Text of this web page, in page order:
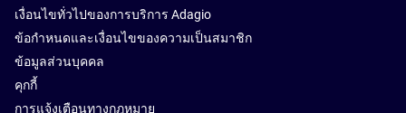
เงื่อนไขทั่วไปของการบริการ Adagio
ข้อกำหนดและเงื่อนไขของความเป็นสมาชิก
ข้อมูลส่วนบุคคล
คุกกี้
การแจ้งเตือนทางกฎหมาย